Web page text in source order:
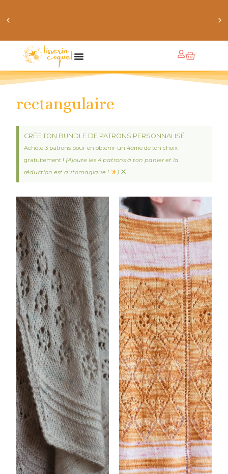
crée ton bundle de patron personnalisé : pour 3 patrons
rectangulaire
CRÉE TON BUNDLE DE PATRONS PERSONNALISÉ !
Achète 3 patrons pour en obtenir un 4ème de ton choix
gratuitement ! (Ajoute les 4 patrons à ton panier et la
réduction est automagique !
) ×